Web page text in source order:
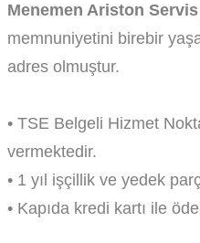
Menemen Ariston Servis
memnuniyetini birebir
adres olmuştur.
• TSE Belgeli Hizmet
vermektedir.
• 1 yıl işçillik ve yedek
• Kapıda kredi kartı ile